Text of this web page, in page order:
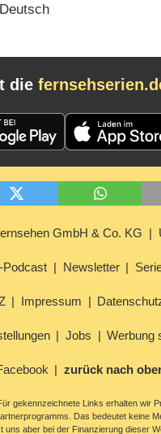
die
GmbH & Co. KG
Podcast Newsletter
Impressum
Jobs Werbung
zurück nach
gekennzeichnete Links erhalten wir
Das bedeutet keine
uns aber bei der Finanzierung dieser